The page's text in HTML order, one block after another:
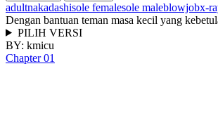
adultnakadashisole femalesole maleblowjobx-
Dengan bantuan teman masa kecil yang
PILIH VERSI
BY: kmicu
Chapter 01